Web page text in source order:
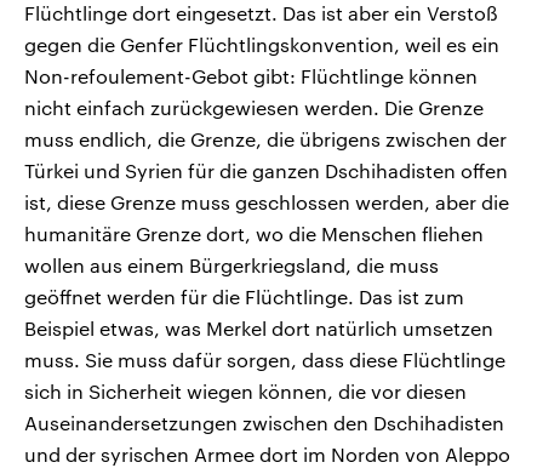
Flüchtlinge dort eingesetzt. Das ist aber ein Verstoß
gegen die Genfer Flüchtlingskonvention, weil es ein
Non-refoulement-Gebot gibt: Flüchtlinge können
nicht einfach zurückgewiesen werden. Die Grenze
muss endlich, die Grenze, die übrigens zwischen der
Türkei und Syrien für die ganzen Dschihadisten offen
ist, diese Grenze muss geschlossen werden, aber die
humanitäre Grenze dort, wo die Menschen fliehen
wollen aus einem Bürgerkriegsland, die muss
geöffnet werden für die Flüchtlinge. Das ist zum
Beispiel etwas, was Merkel dort natürlich umsetzen
muss. Sie muss dafür sorgen, dass diese Flüchtlinge
sich in Sicherheit wiegen können, die vor diesen
Auseinandersetzungen zwischen den Dschihadisten
und der syrischen Armee dort im Norden von Aleppo